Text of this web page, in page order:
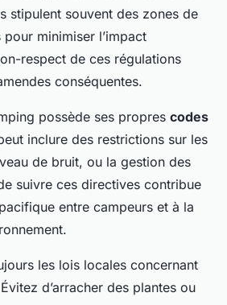
stipulent souvent des zones de
minimiser l’impact
respect de ces régulations
conséquentes.
possède ses propres codes
inclure des restrictions sur les
de bruit, ou la gestion des
suivre ces directives contribue
entre campeurs et à la
les lois locales concernant
d’arracher des plantes ou